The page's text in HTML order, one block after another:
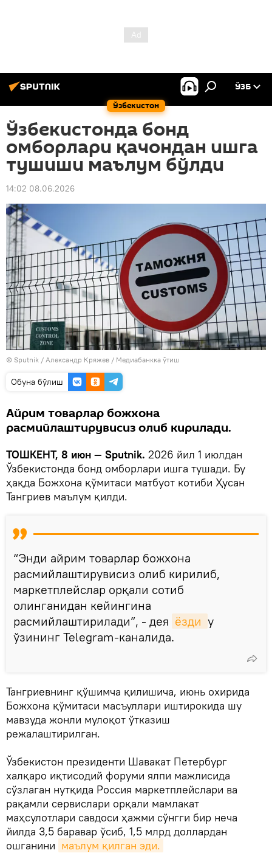
Ўзбекистон
ЎЗБ
Ўзбекистонда бонд
омборлари қачондан ишга
тушиши маълум бўлди
14:02 08.06.2026
© Sputnik / Александр Кряжев / Медиабанкка ўтиш
Oбуна бўлиш
Айрим товарлар божхона
расмийлаштирувисиз олиб кирилади.
ТОШКЕНТ, 8 июн — Sputnik. 2026 йил 1 июлдан
Ўзбекистонда бонд омборлари ишга тушади. Бу
ҳақда Божхона қўмитаси матбуот котиби Ҳусан
Тангриев маълум қилди.
“Энди айрим товарлар божхона
расмийлаштирувисиз олиб кирилиб,
маркетплейслар орқали сотиб
олинганидан кейингина
расмийлаштирилади”, - дея ёзди у
ўзининг Telegram-каналида.
Тангриевнинг қўшимча қилишича, июнь охирида
Божхона қўмитаси масъуллари иштирокида шу
мавзуда жонли мулоқот ўтказиш
режалаштирилган.
Ўзбекистон президенти Шавакат Петербург
халқаро иқтисодий форуми ялпи мажлисида
сўзлаган нутқида Россия маркетплейслари ва
рақамли сервислари орқали мамлакат
маҳсулотлари савдоси ҳажми сўнгги бир неча
йилда 3,5 баравар ўсиб, 1,5 млрд доллардан
ошганини маълум қилган эди.